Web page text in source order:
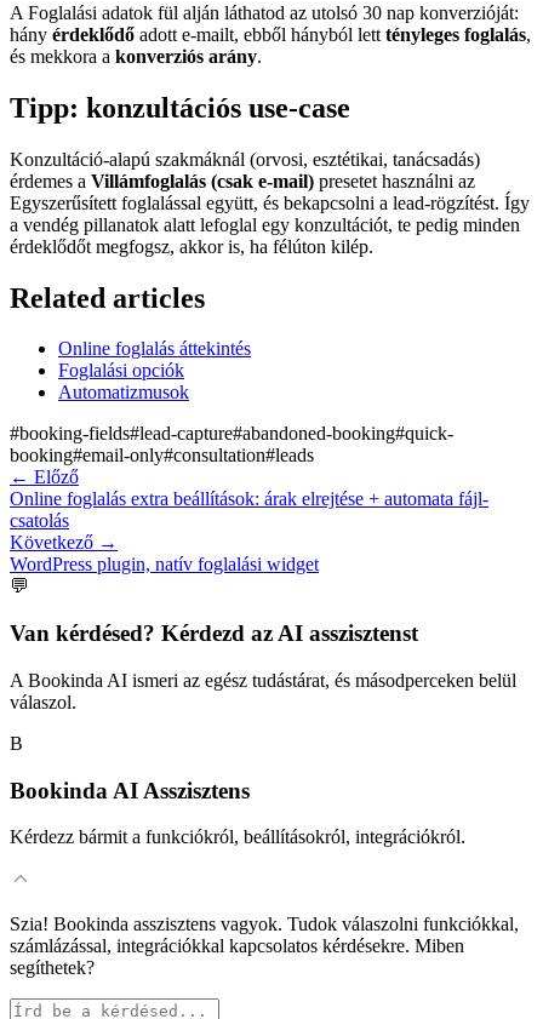
A Foglalási adatok fül alján láthatod az utolsó 30 nap konverzióját:
hány érdeklődő adott e-mailt, ebből hányból lett tényleges foglalás,
és mekkora a konverziós arány.
Tipp: konzultációs use-case
Konzultáció-alapú szakmáknál (orvosi, esztétikai, tanácsadás)
érdemes a Villámfoglalás (csak e-mail) presetet használni az
Egyszerűsített foglalással együtt, és bekapcsolni a lead-rögzítést. Így
a vendég pillanatok alatt lefoglal egy konzultációt, te pedig minden
érdeklődőt megfogsz, akkor is, ha félúton kilép.
Related articles
Online foglalás áttekintés
Foglalási opciók
Automatizmusok
#booking-fields#lead-capture#abandoned-booking#quick-
booking#email-only#consultation#leads
← Előző
Online foglalás extra beállítások: árak elrejtése + automata fájl-
csatolás
Következő →
WordPress plugin, natív foglalási widget
💬
Van kérdésed? Kérdezd az AI asszisztenst
A Bookinda AI ismeri az egész tudástárat, és másodperceken belül
válaszol.
B
Bookinda AI Asszisztens
Kérdezz bármit a funkciókról, beállításokról, integrációkról.
Szia! Bookinda asszisztens vagyok. Tudok válaszolni funkciókkal,
számlázással, integrációkkal kapcsolatos kérdésekre. Miben
segíthetek?